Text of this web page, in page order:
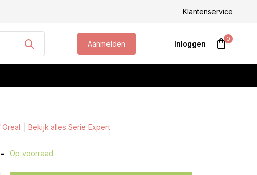
Klantenservice
Aanmelden Inloggen
0
Bekijk alles Serie Expert
Op voorraad